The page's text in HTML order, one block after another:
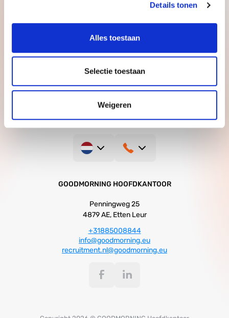
Details tonen
Alles toestaan
Selectie toestaan
Weigeren
GOODMORNING HOOFDKANTOOR
Penningweg 25
4879 AE, Etten Leur
+31885008844
info@goodmorning.eu
recruitment.nl@goodmorning.eu